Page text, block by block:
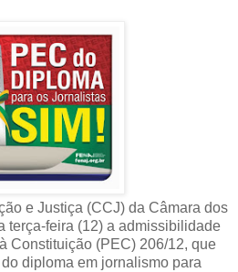
e Justiça (CCJ) da Câmara dos
terça-feira (12) a admissibilidade
Constituição (PEC) 206/12, que
diploma em jornalismo para